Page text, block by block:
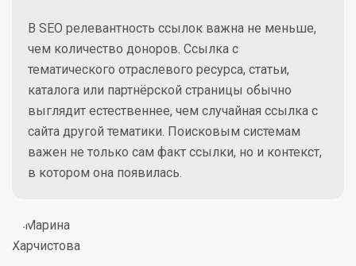
В SEO релевантность ссылок важна не меньше,
чем количество доноров. Ссылка с
тематического отраслевого ресурса, статьи,
каталога или партнёрской страницы обычно
выглядит естественнее, чем случайная ссылка с
сайта другой тематики. Поисковым системам
важен не только сам факт ссылки, но и контекст,
в котором она появилась.